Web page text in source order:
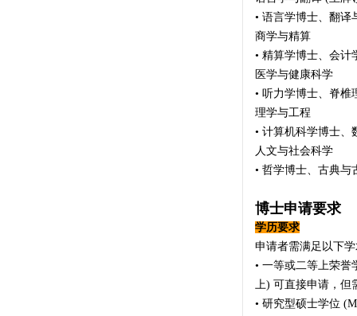
• 语言学博士、翻
商学与精算
• 精算学博士、会
医学与健康科学
• 听力学博士、脊
理学与工程
• 计算机科学博士
人文与社会科学
• 哲学博士、古典
博士申请要求
学历要求
申请者需满足以下
• 一等或二等上荣誉
上) 可直接申请，但
• 研究型硕士学位